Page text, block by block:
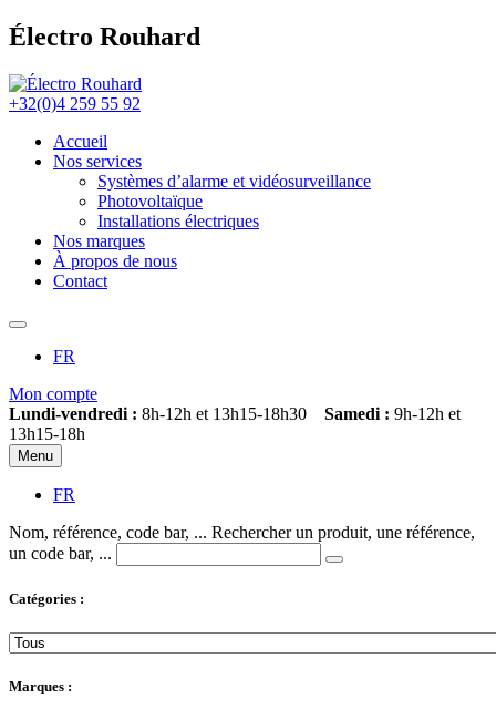
Électro Rouhard
+32(0)4 259 55 92
Accueil
Nos services
Systèmes d’alarme et vidéosurveillance
Photovoltaïque
Installations électriques
Nos marques
À propos de nous
Contact
FR
Mon compte
Lundi-vendredi : 8h-12h et 13h15-18h30 Samedi : 9h-12h et
13h15-18h
Menu
FR
Nom, référence, code bar, ... Rechercher un produit, une référence,
un code bar, ...
Catégories :
Marques :